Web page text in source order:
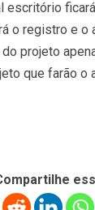
escritório
o registro e
projeto
que farão o